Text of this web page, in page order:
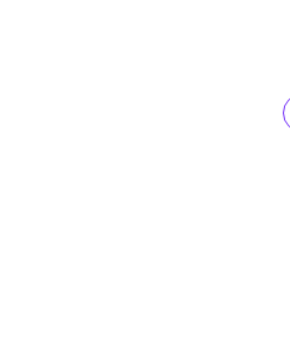
examens de certification d'anglais